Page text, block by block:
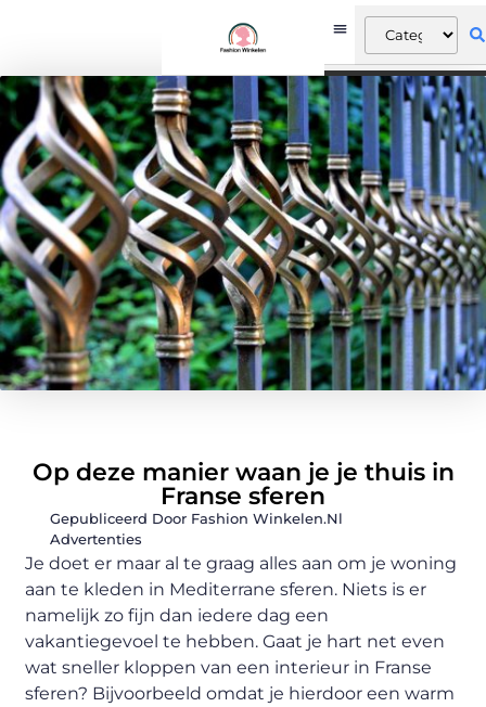
Op deze manier waan je je thuis in
Franse sferen
Gepubliceerd Door Fashion Winkelen.nl
Advertenties
Je doet er maar al te graag alles aan om je woning
aan te kleden in Mediterrane sferen. Niets is er
namelijk zo fijn dan iedere dag een
vakantiegevoel te hebben. Gaat je hart net even
wat sneller kloppen van een interieur in Franse
sferen? Bijvoorbeeld omdat je hierdoor een warm